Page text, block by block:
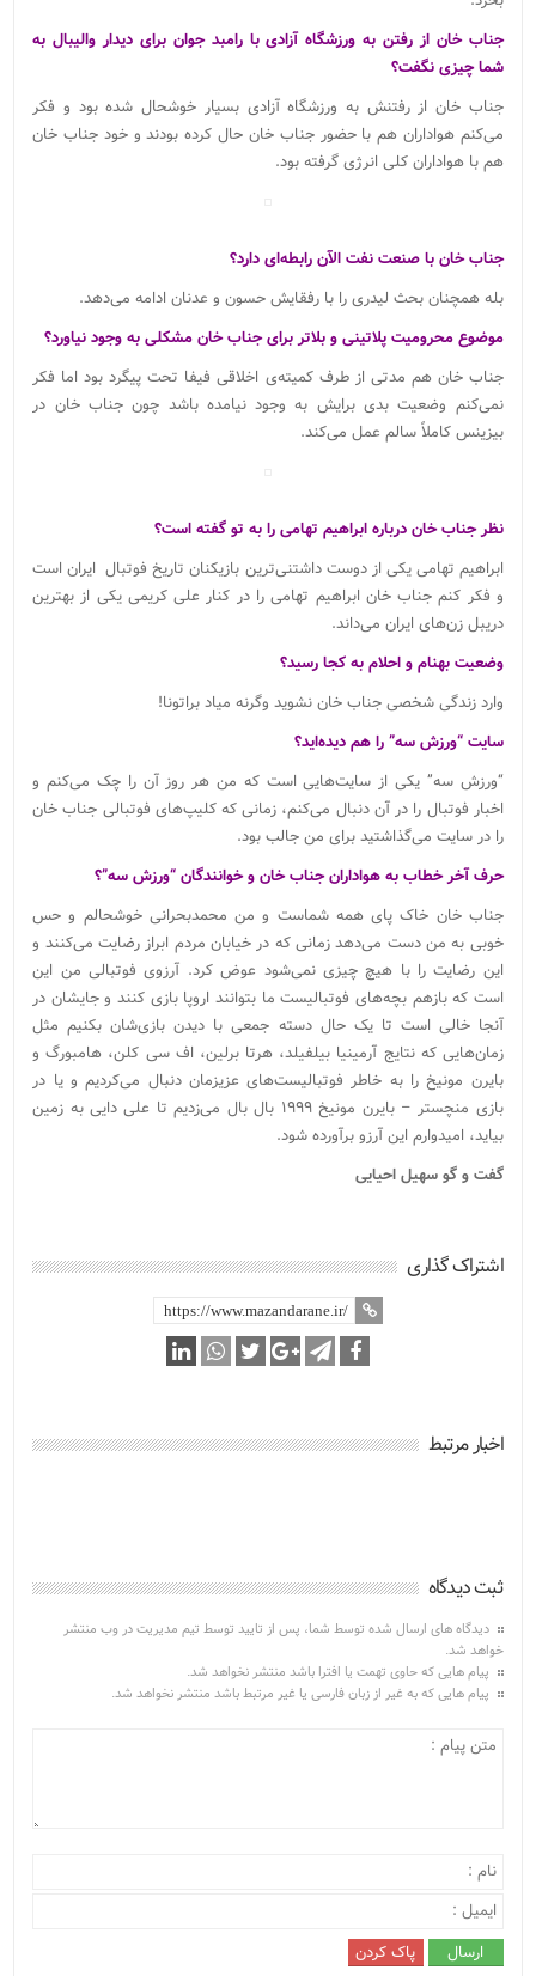
جناب خان از رفتن به ورزشگاه آزادی با رامبد جوان برای دیدار والیبال به
شما چیزی نگفت؟
جناب خان از رفتنش به ورزشگاه آزادی بسیار خوشحال شده بود و فکر
می‌کنم هواداران هم با حضور جناب خان حال کرده بودند و خود جناب خان
هم با هواداران کلی انرژی گرفته بود.
جناب خان با صنعت نفت الآن رابطه‌ای دارد؟
بله همچنان بحث لیدری را با رفقایش حسون و عدنان ادامه می‌دهد.
موضوع محرومیت پلاتینی و بلاتر برای جناب خان مشکلی به وجود نیاورد؟
جناب خان هم مدتی از طرف کمیته‌ی اخلاقی فیفا تحت پیگرد بود اما فکر
نمی‌کنم وضعیت بدی برایش به وجود نیامده باشد چون جناب خان در
بیزینس کاملاً سالم عمل می‌کند.
نظر جناب خان درباره ابراهیم تهامی را به تو گفته است؟
ابراهیم تهامی یکی از دوست داشتنی‌ترین بازیکنان تاریخ فوتبال ایران است
و فکر کنم جناب خان ابراهیم تهامی را در کنار علی کریمی یکی از بهترین
دریبل زن‌های ایران می‌داند.
وضعیت بهنام و احلام به کجا رسید؟
وارد زندگی شخصی جناب خان نشوید وگرنه میاد براتونا!
سایت “ورزش سه” را هم دیده‌اید؟
“ورزش سه” یکی از سایت‌هایی است که من هر روز آن را چک می‌کنم و
اخبار فوتبال را در آن دنبال می‌کنم، زمانی که کلیپ‌های فوتبالی جناب خان
را در سایت می‌گذاشتید برای من جالب بود.
حرف آخر خطاب به هواداران جناب خان و خوانندگان “ورزش سه”؟
جناب خان خاک پای همه شماست و من محمدبحرانی خوشحالم و حس
خوبی به من دست می‌دهد زمانی که در خیابان مردم ابراز رضایت می‌کنند و
این رضایت را با هیچ چیزی نمی‌شود عوض کرد. آرزوی فوتبالی من این
است که بازهم بچه‌های فوتبالیست ما بتوانند اروپا بازی کنند و جایشان در
آنجا خالی است تا یک حال دسته جمعی با دیدن بازی‌شان بکنیم مثل
زمان‌هایی که نتایج آرمینیا بیلفیلد، هرتا برلین، اف سی کلن، هامبورگ و
بایرن مونیخ را به خاطر فوتبالیست‌های عزیزمان دنبال می‌کردیم و یا در
بازی منچستر – بایرن مونیخ ۱۹۹۹ بال بال می‌زدیم تا علی دایی به زمین
بیاید، امیدوارم این آرزو برآورده شود.
گفت و گو سهیل احیایی
اشتراک گذاری
اخبار مرتبط
ثبت دیدگاه
دیدگاه های ارسال شده توسط شما، پس از تایید توسط تیم مدیریت در وب منتشر
خواهد شد.
پیام هایی که حاوی تهمت یا افترا باشد منتشر نخواهد شد.
پیام هایی که به غیر از زبان فارسی یا غیر مرتبط باشد منتشر نخواهد شد.